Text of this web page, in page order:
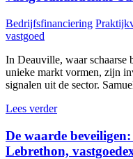
Bedrijfsfinanciering
vastgoed
In Deauville, waar schaarse
unieke markt vormen, zijn
signalen uit de sector.
Lees verder
De waarde
Lebrethon,